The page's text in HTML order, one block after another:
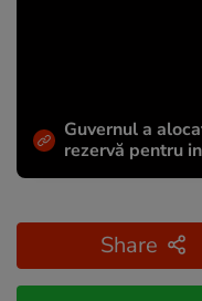
Guvernul a
rezervă pentru
Share